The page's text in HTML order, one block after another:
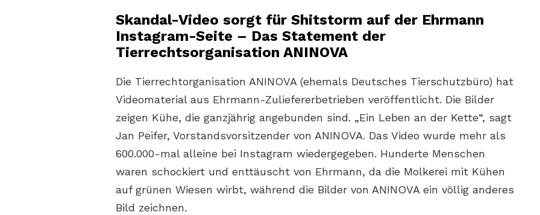
Skandal-Video sorgt für Shitstorm auf der Ehrmann
Instagram-Seite – Das Statement der
Tierrechtsorganisation ANINOVA
Die Tierrechtorganisation ANINOVA (ehemals Deutsches Tierschutzbüro) hat
Videomaterial aus Ehrmann-Zuliefererbetrieben veröffentlicht. Die Bilder
zeigen Kühe, die ganzjährig angebunden sind. „Ein Leben an der Kette“, sagt
Jan Peifer, Vorstandsvorsitzender von ANINOVA. Das Video wurde mehr als
600.000-mal alleine bei Instagram wiedergegeben. Hunderte Menschen
waren schockiert und enttäuscht von Ehrmann, da die Molkerei mit Kühen
auf grünen Wiesen wirbt, während die Bilder von ANINOVA ein völlig anderes
Bild zeichnen.